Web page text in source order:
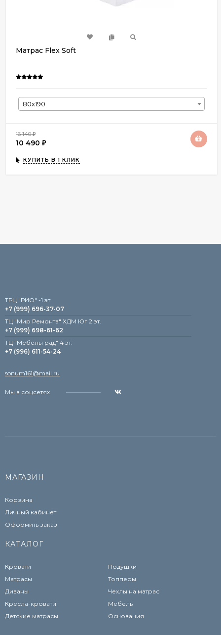
Матрас Flex Soft
80х190
16 140₽
10 490 ₽
КУПИТЬ В 1 КЛИК
TРЦ "РИО" -1 эт.
+7 (999) 696-37-07
ТЦ "Мир Ремонта" ХДМ Юг 2 эт.
+7 (999) 698-61-62
TЦ "Мебельград" 4 эт.
+7 (996) 611-54-24
sonum161@mail.ru
Мы в соцсетях
МАГАЗИН
Корзина
Личный кабинет
Оформить заказ
КАТАЛОГ
Кровати
Матрасы
Диваны
Кресла-кровати
Детские матрасы
Подушки
Топперы
Чехлы на матрас
Мебель
Основания